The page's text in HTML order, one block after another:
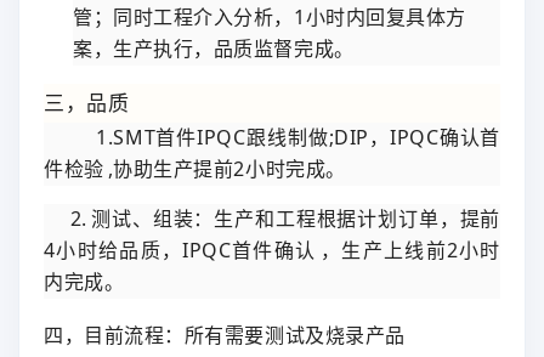
管 ；同时工程介入分析，1小时内回复具体方
案，生产执行，品质监督完成。
三，品质
1.SMT首件IPQC跟线制做;DIP，IPQC确认首
件检验 ,协助生产提前2小时完成。
2. 测试、组装：生产和工程根据计划订单，提前
4小时给品质，IPQC首件确认 ，生产上线前2小时
内完成。
四，目前流程：所有需要测试及烧录产品